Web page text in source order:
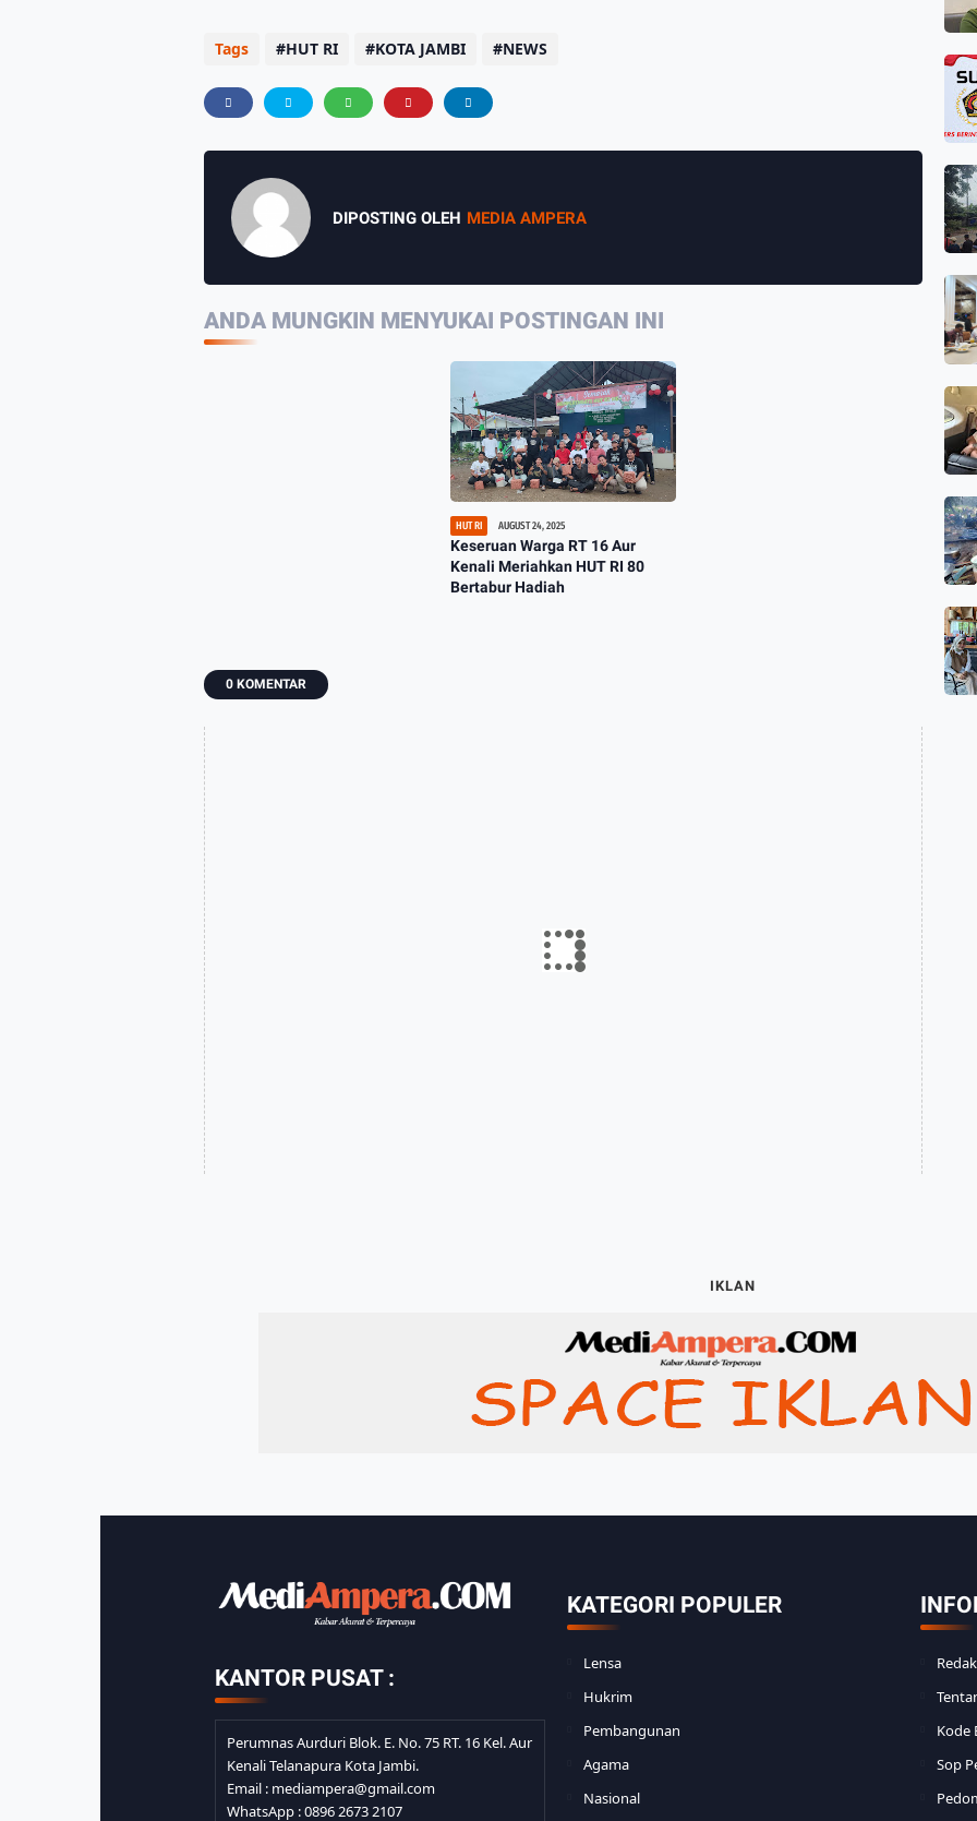
Tags HUT RI KOTA JAMBI NEWS
DIPOSTING OLEH MEDIA AMPERA
ANDA MUNGKIN MENYUKAI POSTINGAN INI
HUT RI AUGUST 24, 2025
Keseruan Warga RT 16 Aur
Kenali Meriahkan HUT RI 80
Bertabur Hadiah
0 KOMENTAR
IKLAN
KANTOR PUSAT :
Perumnas Aurduri Blok. E. No. 75 RT. 16 Kel. Aur
Kenali Telanapura Kota Jambi.
Email : mediampera@gmail.com
WhatsApp : 0896 2673 2107
KATEGORI POPULER
Lensa
Hukrim
Pembangunan
Agama
Nasional
Kode
Sop